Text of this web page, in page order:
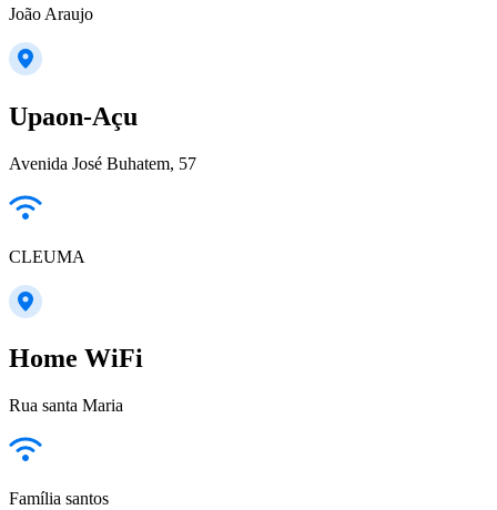
João Araujo
Upaon-Açu
Avenida José Buhatem, 57
CLEUMA
Home WiFi
Rua santa Maria
Família santos